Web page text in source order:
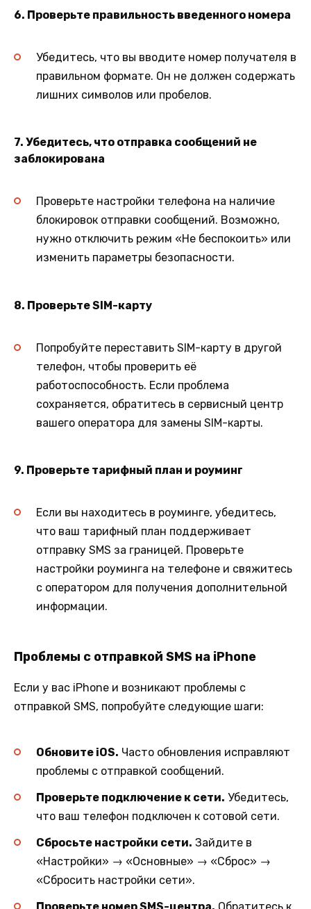
6. Проверьте правильность введенного номера
Убедитесь, что вы вводите номер получателя в
правильном формате. Он не должен содержать
лишних символов или пробелов.
7. Убедитесь, что отправка сообщений не
заблокирована
Проверьте настройки телефона на наличие
блокировок отправки сообщений. Возможно,
нужно отключить режим «Не беспокоить» или
изменить параметры безопасности.
8. Проверьте SIM-карту
Попробуйте переставить SIM-карту в другой
телефон, чтобы проверить её
работоспособность. Если проблема
сохраняется, обратитесь в сервисный центр
вашего оператора для замены SIM-карты.
9. Проверьте тарифный план и роуминг
Если вы находитесь в роуминге, убедитесь,
что ваш тарифный план поддерживает
отправку SMS за границей. Проверьте
настройки роуминга на телефоне и свяжитесь
с оператором для получения дополнительной
информации.
Проблемы с отправкой SMS на iPhone
Если у вас iPhone и возникают проблемы с
отправкой SMS, попробуйте следующие шаги:
Обновите iOS. Часто обновления исправляют
проблемы с отправкой сообщений.
Проверьте подключение к сети. Убедитесь,
что ваш телефон подключен к сотовой сети.
Сбросьте настройки сети. Зайдите в
«Настройки» → «Основные» → «Сброс» →
«Сбросить настройки сети».